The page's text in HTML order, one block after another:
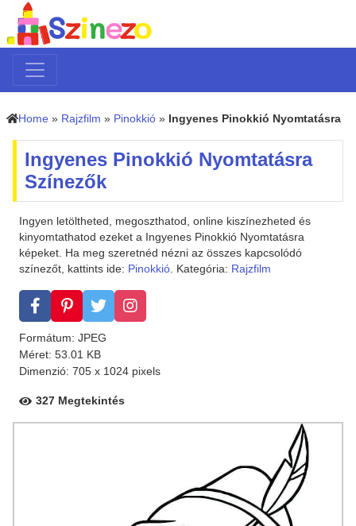
Home » Rajzfilm » Pinokkió » Ingyenes Pinokkió Nyomtatásra
Ingyenes Pinokkió Nyomtatásra
Színezők
Ingyen letöltheted, megoszthatod, online kiszínezheted és
kinyomtathatod ezeket a Ingyenes Pinokkió Nyomtatásra
képeket. Ha meg szeretnéd nézni az összes kapcsolódó
színezőt, kattints ide: Pinokkió. Kategória: Rajzfilm
Formátum: JPEG
Méret: 53.01 KB
Dimenzió: 705 x 1024 pixels
327 Megtekintés